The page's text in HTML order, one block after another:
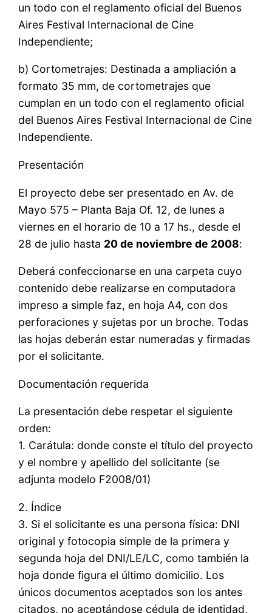
un todo con el reglamento oficial del Buenos
Aires Festival Internacional de Cine
Independiente;
b) Cortometrajes: Destinada a ampliación a
formato 35 mm, de cortometrajes que
cumplan en un todo con el reglamento oficial
del Buenos Aires Festival Internacional de Cine
Independiente.
Presentación
El proyecto debe ser presentado en Av. de
Mayo 575 – Planta Baja Of. 12, de lunes a
viernes en el horario de 10 a 17 hs., desde el
28 de julio hasta 20 de noviembre de 2008:
Deberá confeccionarse en una carpeta cuyo
contenido debe realizarse en computadora
impreso a simple faz, en hoja A4, con dos
perforaciones y sujetas por un broche. Todas
las hojas deberán estar numeradas y firmadas
por el solicitante.
Documentación requerida
La presentación debe respetar el siguiente
orden:
1. Carátula: donde conste el título del proyecto
y el nombre y apellido del solicitante (se
adjunta modelo F2008/01)
2. Índice
3. Si el solicitante es una persona física: DNI
original y fotocopia simple de la primera y
segunda hoja del DNI/LE/LC, como también la
hoja donde figura el último domicilio. Los
únicos documentos aceptados son los antes
citados, no aceptándose cédula de identidad,